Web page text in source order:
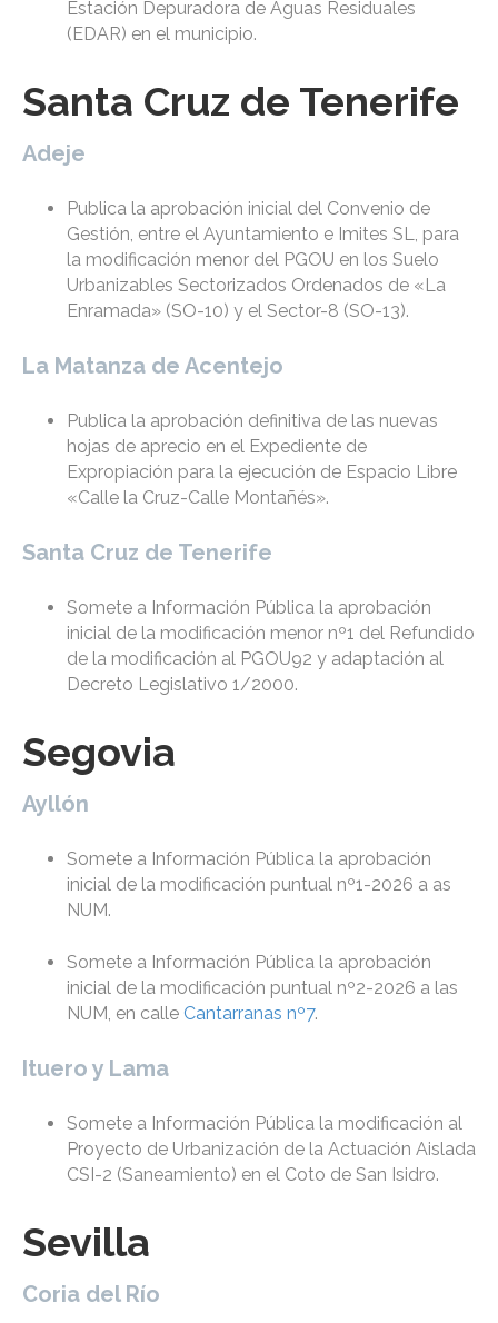
Estación Depuradora de Aguas Residuales
(EDAR) en el municipio.
Santa Cruz de Tenerife
Adeje
Publica la aprobación inicial del Convenio de
Gestión, entre el Ayuntamiento e Imites SL, para
la modificación menor del PGOU en los Suelo
Urbanizables Sectorizados Ordenados de «La
Enramada» (SO-10) y el Sector-8 (SO-13).
La Matanza de Acentejo
Publica la aprobación definitiva de las nuevas
hojas de aprecio en el Expediente de
Expropiación para la ejecución de Espacio Libre
«Calle la Cruz-Calle Montañés».
Santa Cruz de Tenerife
Somete a Información Pública la aprobación
inicial de la modificación menor nº1 del Refundido
de la modificación al PGOU92 y adaptación al
Decreto Legislativo 1/2000.
Segovia
Ayllón
Somete a Información Pública la aprobación
inicial de la modificación puntual nº1-2026 a as
NUM.
Somete a Información Pública la aprobación
inicial de la modificación puntual nº2-2026 a las
NUM, en calle Cantarranas nº7.
Ituero y Lama
Somete a Información Pública la modificación al
Proyecto de Urbanización de la Actuación Aislada
CSI-2 (Saneamiento) en el Coto de San Isidro.
Sevilla
Coria del Río